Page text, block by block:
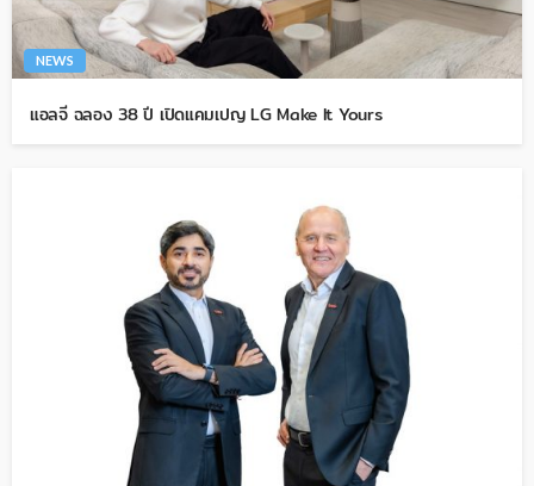
NEWS
แอลจี ฉลอง 38 ปี เปิดแคมเปญ LG Make It Yours